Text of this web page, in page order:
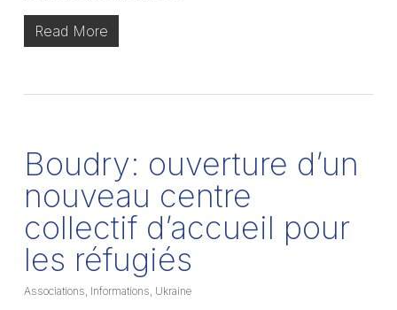
Read More
Boudry: ouverture d’un
nouveau centre
collectif d’accueil pour
les réfugiés
Associations, Informations, Ukraine